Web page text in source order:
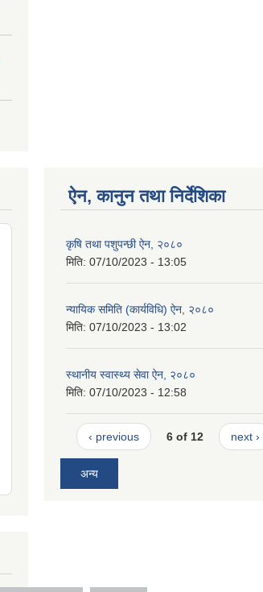
ऐन, कानुन तथा निर्देशिका
कृषि तथा पशुपन्छी ऐन, २०८०
मिति: 07/10/2023 - 13:05
न्यायिक समिति (कार्यविधि) ऐन, २०८०
मिति: 07/10/2023 - 13:02
स्थानीय स्वास्थ्य सेवा ऐन, २०८०
मिति: 07/10/2023 - 12:58
‹ previous 6 of 12 next ›
अन्य